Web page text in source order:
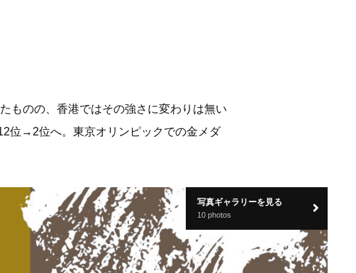
ものの、香港ではその強さに変わりは無い
位→2位へ。東京オリンピックでの金メダ
写真ギャラリーを見る
10 photos